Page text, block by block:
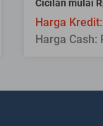
Cicilan mulai
Harga
Harga Cash: